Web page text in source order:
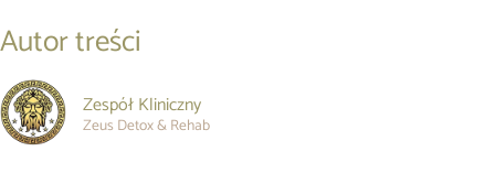
Autor treści
Zespół Kliniczny
Zeus Detox & Rehab